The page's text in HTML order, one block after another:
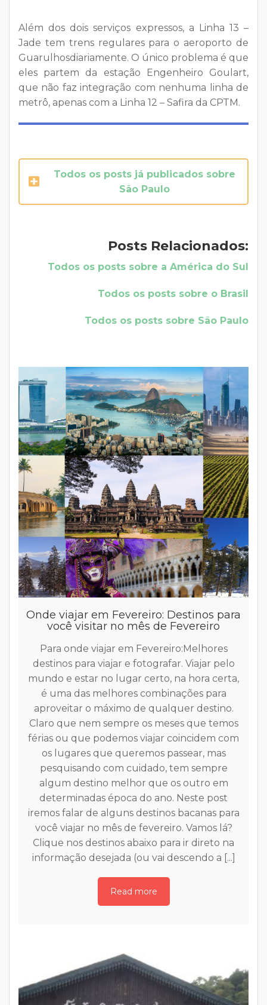
Além dos dois serviços expressos, a Linha 13 –
Jade tem trens regulares para o aeroporto de
Guarulhosdiariamente. O único problema é que
eles partem da estação Engenheiro Goulart,
que não faz integração com nenhuma linha de
metrô, apenas com a Linha 12 – Safira da CPTM.
Todos os posts já publicados sobre
São Paulo
Posts Relacionados:
Todos os posts sobre a América do Sul
Todos os posts sobre o Brasil
Todos os posts sobre São Paulo
Onde viajar em Fevereiro: Destinos para
você visitar no mês de Fevereiro
Para onde viajar em Fevereiro:Melhores
destinos para viajar e fotografar. Viajar pelo
mundo e estar no lugar certo, na hora certa,
é uma das melhores combinações para
aproveitar o máximo de qualquer destino.
Claro que nem sempre os meses que temos
férias ou que podemos viajar coincidem com
os lugares que queremos passear, mas
pesquisando com cuidado, tem sempre
algum destino melhor que os outro em
determinadas época do ano. Neste post
iremos falar de alguns destinos bacanas para
você viajar no mês de fevereiro. Vamos lá?
Clique nos destinos abaixo para ir direto na
informação desejada (ou vai descendo a [...]
Read more